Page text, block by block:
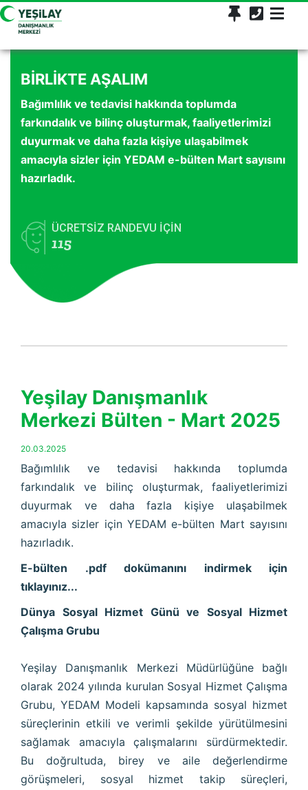
BİRLİKTE AŞALIM
Bağımlılık ve tedavisi hakkında toplumda
farkındalık ve bilinç oluşturmak, faaliyetlerimizi
duyurmak ve daha fazla kişiye ulaşabilmek
amacıyla sizler için YEDAM e-bülten Mart sayısını
hazırladık.
ÜCRETSİZ RANDEVU İÇİN
115
Yeşilay Danışmanlık
Merkezi Bülten - Mart 2025
20.03.2025
Bağımlılık ve tedavisi hakkında toplumda
farkındalık ve bilinç oluşturmak, faaliyetlerimizi
duyurmak ve daha fazla kişiye ulaşabilmek
amacıyla sizler için YEDAM e-bülten Mart sayısını
hazırladık.
E-bülten .pdf dokümanını indirmek için
tıklayınız...
Dünya Sosyal Hizmet Günü ve Sosyal Hizmet
Çalışma Grubu
Yeşilay Danışmanlık Merkezi Müdürlüğüne bağlı
olarak 2024 yılında kurulan Sosyal Hizmet Çalışma
Grubu, YEDAM Modeli kapsamında sosyal hizmet
süreçlerinin etkili ve verimli şekilde yürütülmesini
sağlamak amacıyla çalışmalarını sürdürmektedir.
Bu doğrultuda, birey ve aile değerlendirme
görüşmeleri, sosyal hizmet takip süreçleri,